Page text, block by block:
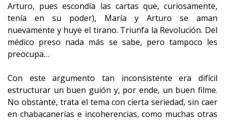
Arturo, pues escondía las cartas que, curiosamente,
tenía en su poder), María y Arturo se aman
nuevamente y huye el tirano. Triunfa la Revolución. Del
médico preso nada más se sabe, pero tampoco les
preocupa…
Con este argumento tan inconsistente era difícil
estructurar un buen guión y, por ende, un buen filme.
No obstante, trata el tema con cierta seriedad, sin caer
en chabacanerías e incoherencias, como muchas otras